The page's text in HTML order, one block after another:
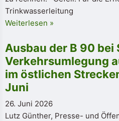
Trinkwasserleitung
Weiterlesen »
Ausbau der B 90 bei
Verkehrsumlegung
im östlichen
Juni
26. Juni 2026
Lutz Günther, Presse- und